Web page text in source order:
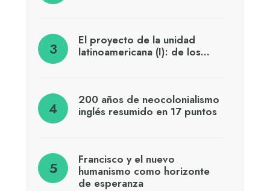
El proyecto de la unidad
latinoamericana (I): de los…
200 años de neocolonialismo
inglés resumido en 17 puntos
Francisco y el nuevo
humanismo como horizonte
de esperanza